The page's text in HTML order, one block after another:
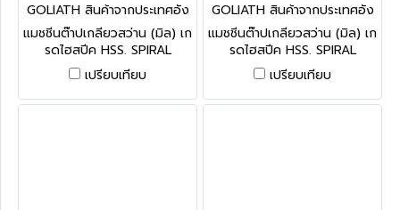
GOLIATH สินค้าจากประเทศอัง
กฤษ GOSPMC110150
แมชชีนต๊าปเกลียวสว่าน (มิล) เก
รดไฮสปีค HSS. SPIRAL
FLUTE ต๊าปรูตัน
เปรียบเทียบ
GOLIATH สินค้าจากประเทศอัง
กฤษ GOSPMC090125
แมชชีนต๊าปเกลียวสว่าน (มิล) เก
รดไฮสปีค HSS. SPIRAL
FLUTE ต๊าปรูตัน
เปรียบเทียบ